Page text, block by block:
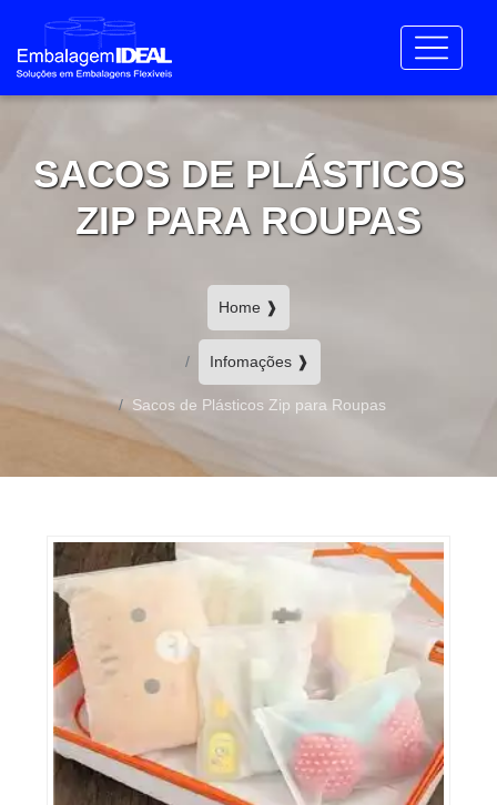
SACOS DE PLÁSTICOS
ZIP PARA ROUPAS
Home ❱
Infomações ❱
Sacos de Plásticos Zip para Roupas